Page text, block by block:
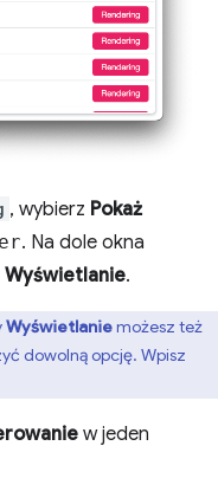
, wybierz Pokaż
. Na dole okna
Wyświetlanie.
Wyświetlaniemożesz też
dowolną opcję. Wpisz
w jeden